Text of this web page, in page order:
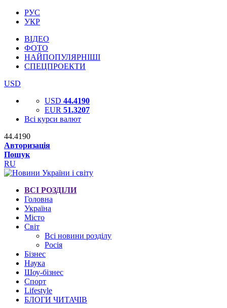
РУС
УКР
ВІДЕО
ФОТО
НАЙПОПУЛЯРНІШІ
СПЕЦПРОЕКТИ
USD
USD 44.4190
EUR 51.3207
Всі курси валют
44.4190
Авторизація
Пошук
RU
ВСІ РОЗДІЛИ
Головна
Україна
Місто
Світ
Всі новини розділу
Росія
Бізнес
Наука
Шоу-бізнес
Спорт
Lifestyle
БЛОГИ ЧИТАЧІВ